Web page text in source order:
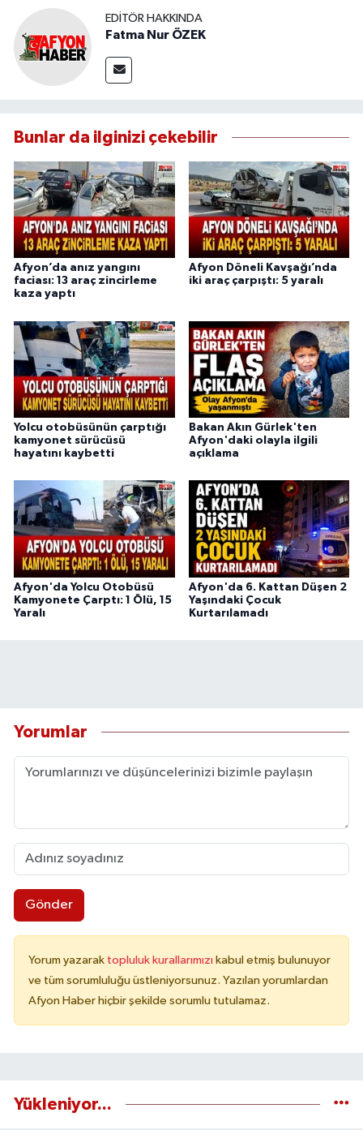
EDITÖR HAKKINDA
Fatma Nur ÖZEK
Bunlar da ilginizi çekebilir
Afyon’da anız yangını
faciası: 13 araç zincirleme
kaza yaptı
Afyon Döneli Kavşağı’nda
iki araç çarpıştı: 5 yaralı
Yolcu otobüsünün çarptığı
kamyonet sürücüsü
hayatını kaybetti
Bakan Akın Gürlek'ten
Afyon'daki olayla ilgili
açıklama
Afyon'da Yolcu Otobüsü
Kamyonete Çarptı: 1 Ölü, 15
Yaralı
Afyon'da 6. Kattan Düşen 2
Yaşındaki Çocuk
Kurtarılamadı
Yorumlar
Gönder
Yorum yazarak topluluk kurallarımızı kabul etmiş bulunuyor
ve tüm sorumluluğu üstleniyorsunuz. Yazılan yorumlardan
Afyon Haber hiçbir şekilde sorumlu tutulamaz.
Yükleniyor...